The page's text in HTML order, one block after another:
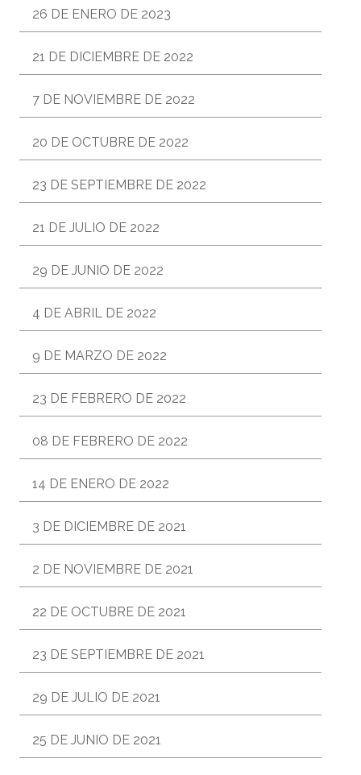
26 DE ENERO DE 2023
21 DE DICIEMBRE DE 2022
7 DE NOVIEMBRE DE 2022
20 DE OCTUBRE DE 2022
23 DE SEPTIEMBRE DE 2022
21 DE JULIO DE 2022
29 DE JUNIO DE 2022
4 DE ABRIL DE 2022
9 DE MARZO DE 2022
23 DE FEBRERO DE 2022
08 DE FEBRERO DE 2022
14 DE ENERO DE 2022
3 DE DICIEMBRE DE 2021
2 DE NOVIEMBRE DE 2021
22 DE OCTUBRE DE 2021
23 DE SEPTIEMBRE DE 2021
29 DE JULIO DE 2021
25 DE JUNIO DE 2021